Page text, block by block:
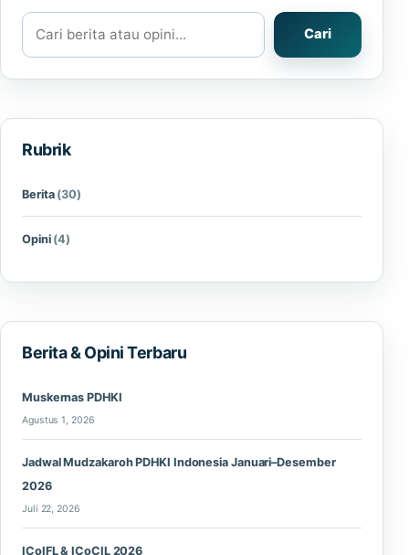
Cari berita atau opini
Cari
Rubrik
Berita (30)
Opini (4)
Berita & Opini Terbaru
Muskernas PDHKI
Agustus 1, 2026
Jadwal Mudzakaroh PDHKI Indonesia Januari–Desember
2026
Juli 22, 2026
ICoIFL & ICoCIL 2026